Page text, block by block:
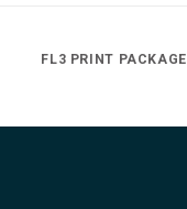
FL3 PRINT PACKAGE